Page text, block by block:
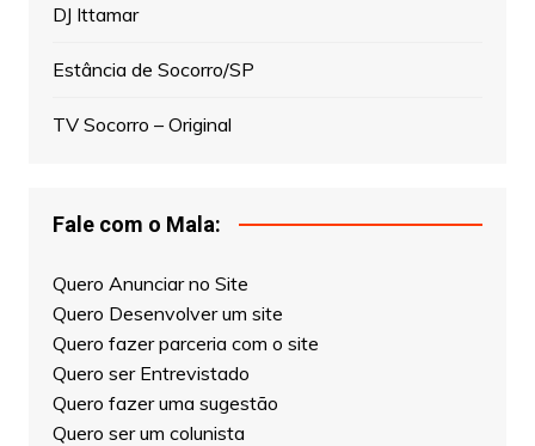
DJ Ittamar
Estância de Socorro/SP
TV Socorro – Original
Fale com o Mala:
Quero Anunciar no Site
Quero Desenvolver um site
Quero fazer parceria com o site
Quero ser Entrevistado
Quero fazer uma sugestão
Quero ser um colunista